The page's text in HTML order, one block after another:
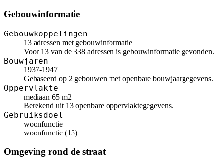
Gebouwinformatie
Gebouwkoppelingen
13 adressen met gebouwinformatie
Voor 13 van de 338 adressen is gebouwinformatie gevonden.
Bouwjaren
1937-1947
Gebaseerd op 2 gebouwen met openbare bouwjaargegevens.
Oppervlakte
mediaan 65 m2
Berekend uit 13 openbare oppervlaktegegevens.
Gebruiksdoel
woonfunctie
woonfunctie (13)
Omgeving rond de straat